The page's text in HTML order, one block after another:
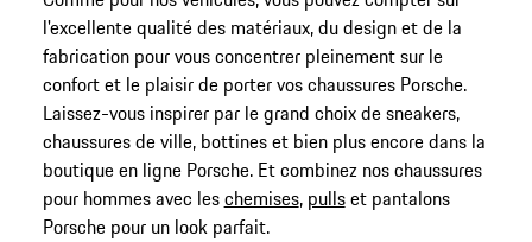
l'excellente qualité des matériaux, du design et de la
fabrication pour vous concentrer pleinement sur le
confort et le plaisir de porter vos chaussures Porsche.
Laissez-vous inspirer par le grand choix de sneakers,
chaussures de ville, bottines et bien plus encore dans la
boutique en ligne Porsche. Et combinez nos chaussures
pour hommes avec leschemises, pullset pantalons
Porsche pour un look parfait.